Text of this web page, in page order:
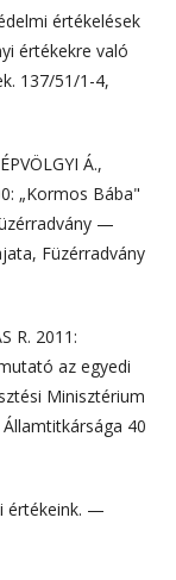
értékelések
értékekre való
137/51/1-4,
Á.,
„Kormos Bába"
—
Füzérradvány
R. 2011:
az egyedi
Minisztérium
40
értékeink. —